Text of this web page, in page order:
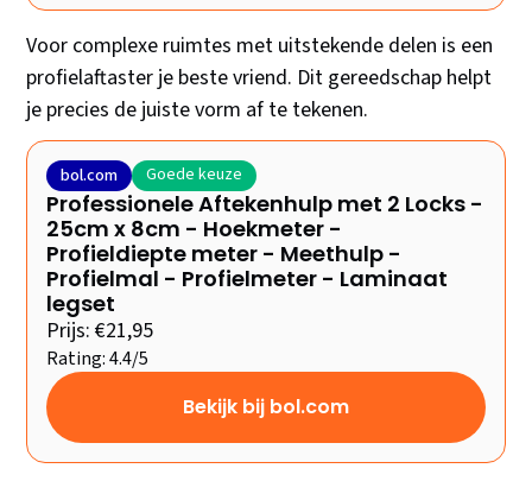
Voor complexe ruimtes met uitstekende delen is een
profielaftaster je beste vriend. Dit gereedschap helpt
je precies de juiste vorm af te tekenen.
bol.com Goede keuze
Professionele Aftekenhulp met 2 Locks -
25cm x 8cm - Hoekmeter -
Profieldiepte meter - Meethulp -
Profielmal - Profielmeter - Laminaat
legset
Prijs: €21,95
Rating: 4.4/5
Bekijk bij bol.com